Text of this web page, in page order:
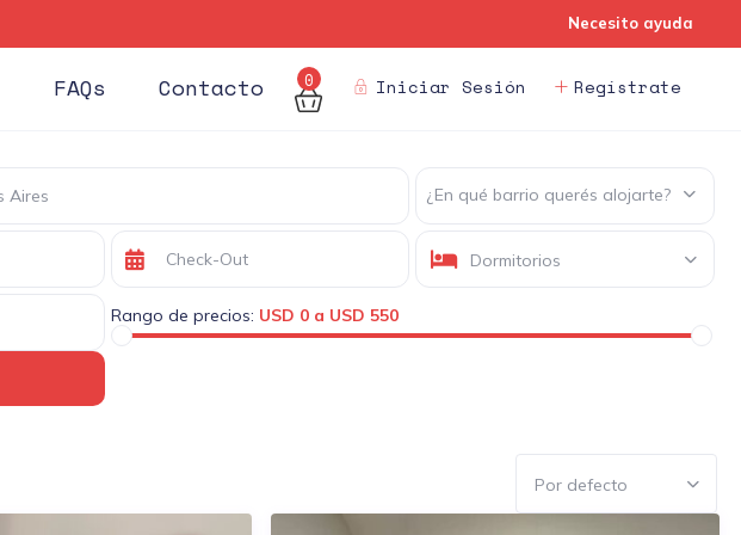
Necesito ayuda
0 Iniciar Sesión Regístrate
FAQs Contacto
¿En qué barrio querés alojarte?
Dormitorios
Rango de precios: USD 0 a USD 550
Por defecto